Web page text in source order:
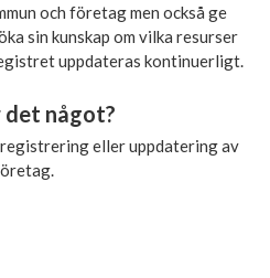
och företag men också ge
sin kunskap om vilka resurser
uppdateras kontinuerligt.
det något?
eller uppdatering av